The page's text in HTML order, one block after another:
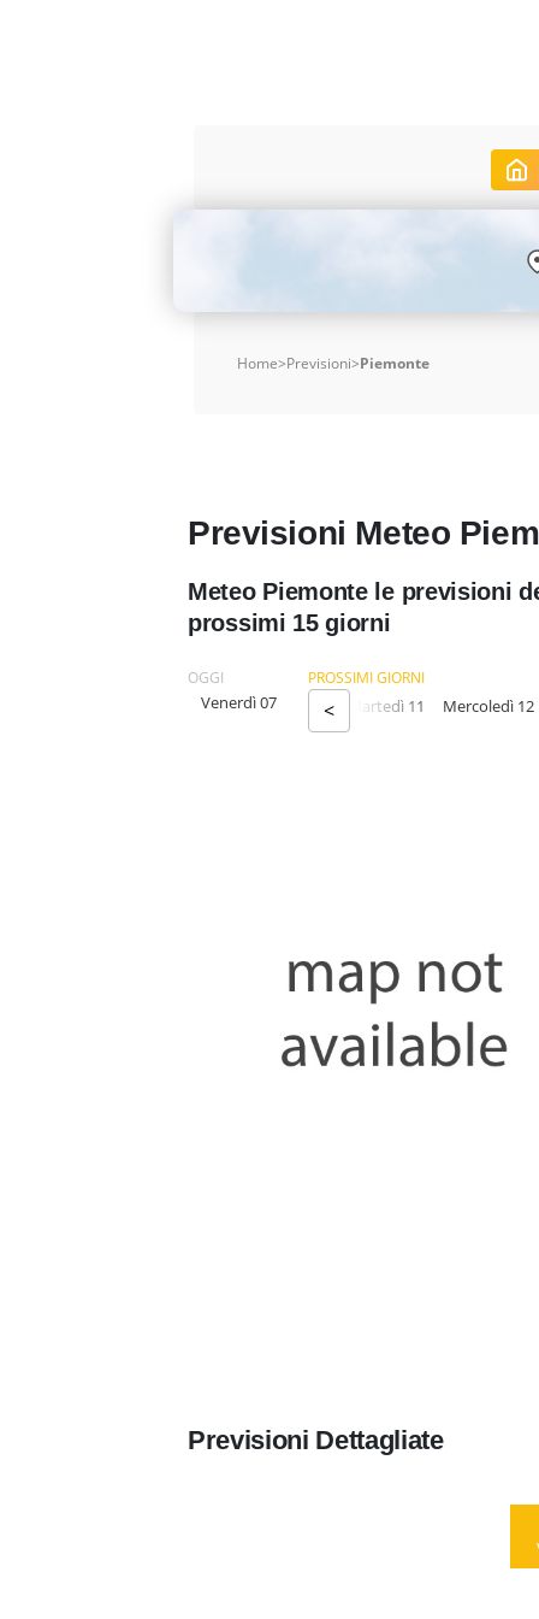
Home>Previsioni>Piemonte
Previsioni Meteo
Meteo Piemonte le previsioni
prossimi 15 giorni
OGGI
Venerdì 07
PROSSIMI GIORNI
<
Domenica 09 Lunedì 10 Martedì 11 Mercoledì 12
Previsioni Dettagliate